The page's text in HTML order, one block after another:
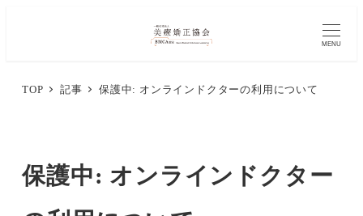
MENU
TOP 記事 保護中: オンラインドクターの利用について
保護中: オンラインドクター